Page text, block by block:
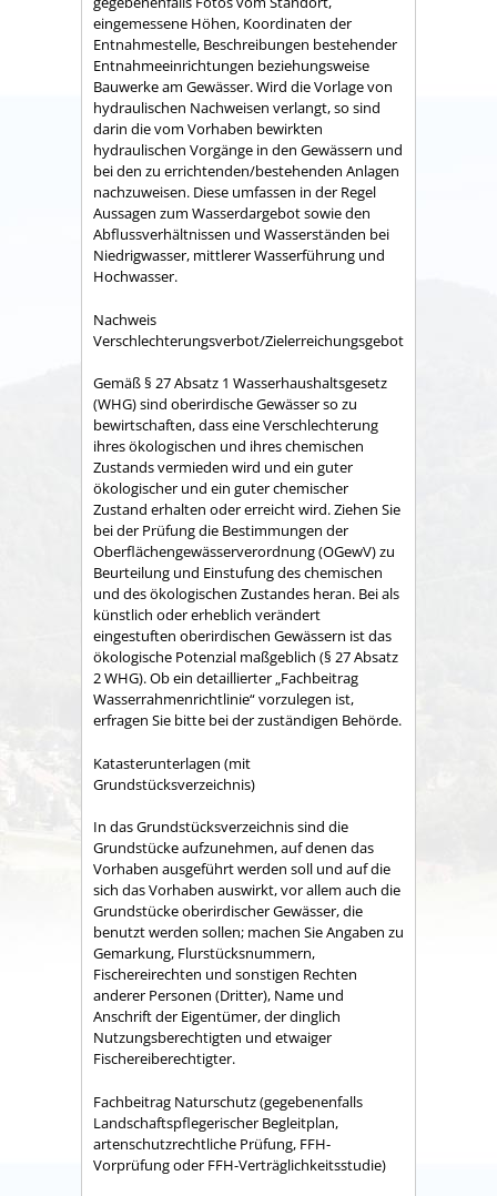
eingemessene Höhen, Koordinaten der
Entnahmestelle, Beschreibungen bestehender
Entnahmeeinrichtungen beziehungsweise
Bauwerke am Gewässer. Wird die Vorlage von
hydraulischen Nachweisen verlangt, so sind
darin die vom Vorhaben bewirkten
hydraulischen Vorgänge in den Gewässern und
bei den zu errichtenden/bestehenden Anlagen
nachzuweisen. Diese umfassen in der Regel
Aussagen zum Wasserdargebot sowie den
Abflussverhältnissen und Wasserständen bei
Niedrigwasser, mittlerer Wasserführung und
Hochwasser.
Nachweis
Verschlechterungsverbot/Zielerreichungsgebot
Gemäß § 27 Absatz 1 Wasserhaushaltsgesetz
(WHG) sind oberirdische Gewässer so zu
bewirtschaften, dass eine Verschlechterung
ihres ökologischen und ihres chemischen
Zustands vermieden wird und ein guter
ökologischer und ein guter chemischer
Zustand erhalten oder erreicht wird. Ziehen Sie
bei der Prüfung die Bestimmungen der
Oberflächengewässerverordnung (OGewV) zu
Beurteilung und Einstufung des chemischen
und des ökologischen Zustandes heran. Bei als
künstlich oder erheblich verändert
eingestuften oberirdischen Gewässern ist das
ökologische Potenzial maßgeblich (§ 27 Absatz
2 WHG). Ob ein detaillierter „Fachbeitrag
Wasserrahmenrichtlinie“ vorzulegen ist,
erfragen Sie bitte bei der zuständigen Behörde.
Katasterunterlagen (mit
Grundstücksverzeichnis)
In das Grundstücksverzeichnis sind die
Grundstücke aufzunehmen, auf denen das
Vorhaben ausgeführt werden soll und auf die
sich das Vorhaben auswirkt, vor allem auch die
Grundstücke oberirdischer Gewässer, die
benutzt werden sollen; machen Sie Angaben zu
Gemarkung, Flurstücksnummern,
Fischereirechten und sonstigen Rechten
anderer Personen (Dritter), Name und
Anschrift der Eigentümer, der dinglich
Nutzungsberechtigten und etwaiger
Fischereiberechtigter.
Fachbeitrag Naturschutz (gegebenenfalls
Landschaftspflegerischer Begleitplan,
artenschutzrechtliche Prüfung, FFH-
Vorprüfung oder FFH-Verträglichkeitsstudie)